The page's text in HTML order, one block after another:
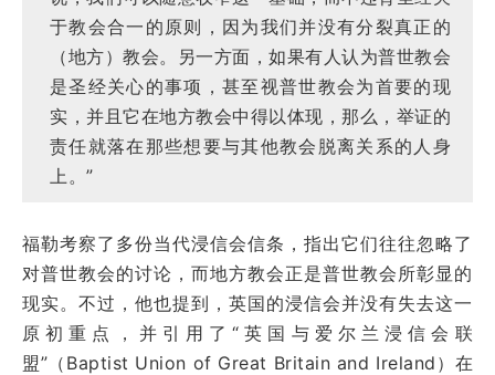
于教会合一的原则，因为我们并没有分裂真正的
（地方）教会。另一方面，如果有人认为普世教会
是圣经关心的事项，甚至视普世教会为首要的现
实，并且它在地方教会中得以体现，那么，举证的
责任就落在那些想要与其他教会脱离关系的人身
上。”
福勒考察了多份当代浸信会信条，指出它们往往忽略了
对普世教会的讨论，而地方教会正是普世教会所彰显的
现实。不过，他也提到，英国的浸信会并没有失去这一
原初重点，并引用了“英国与爱尔兰浸信会联
盟”（Baptist Union of Great Britain and Ireland）在